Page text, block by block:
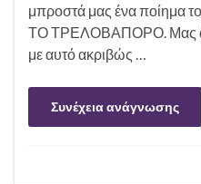
μπροστά μας ένα ποίημα
ΤΟ ΤΡΕΛΟΒΑΠΟΡΟ. Μας
με αυτό ακριβώς …
Συνέχεια ανάγνωσης